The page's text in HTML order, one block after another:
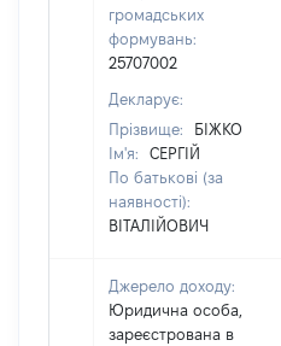
громадських
формувань:
25707002
Декларує:
Прізвище:
БІЖКО
Ім'я:
СЕРГІЙ
По батькові (за
наявності):
ВІТАЛІЙОВИЧ
Джерело доходу:
Юридична особа,
зареєстрована в